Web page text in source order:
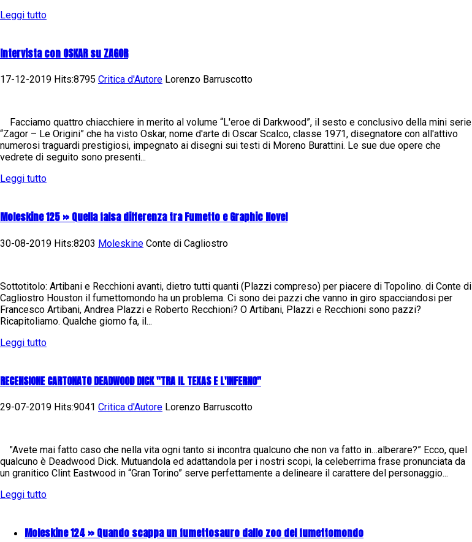
Leggi tutto
Intervista con OSKAR su ZAGOR
17-12-2019 Hits:8795 Critica d'Autore Lorenzo Barruscotto
Facciamo quattro chiacchiere in merito al volume “L'eroe di Darkwood”, il sesto e conclusivo della mini serie
“Zagor – Le Origini” che ha visto Oskar, nome d'arte di Oscar Scalco, classe 1971, disegnatore con all'attivo
numerosi traguardi prestigiosi, impegnato ai disegni sui testi di Moreno Burattini. Le sue due opere che
vedrete di seguito sono presenti...
Leggi tutto
Moleskine 125 » Quella falsa differenza tra Fumetto e Graphic Novel
30-08-2019 Hits:8203 Moleskine Conte di Cagliostro
Sottotitolo: Artibani e Recchioni avanti, dietro tutti quanti (Plazzi compreso) per piacere di Topolino. di Conte di
Cagliostro Houston il fumettomondo ha un problema. Ci sono dei pazzi che vanno in giro spacciandosi per
Francesco Artibani, Andrea Plazzi e Roberto Recchioni? O Artibani, Plazzi e Recchioni sono pazzi?
Ricapitoliamo. Qualche giorno fa, il...
Leggi tutto
RECENSIONE CARTONATO DEADWOOD DICK "TRA IL TEXAS E L'INFERNO"
29-07-2019 Hits:9041 Critica d'Autore Lorenzo Barruscotto
"Avete mai fatto caso che nella vita ogni tanto si incontra qualcuno che non va fatto in…alberare?” Ecco, quel
qualcuno è Deadwood Dick. Mutuandola ed adattandola per i nostri scopi, la celeberrima frase pronunciata da
un granitico Clint Eastwood in “Gran Torino” serve perfettamente a delineare il carattere del personaggio...
Leggi tutto
Moleskine 124 » Quando scappa un fumettosauro dallo zoo del fumettomondo